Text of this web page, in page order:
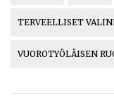
TERVEELLISET
VUOROTYÖLÄISEN